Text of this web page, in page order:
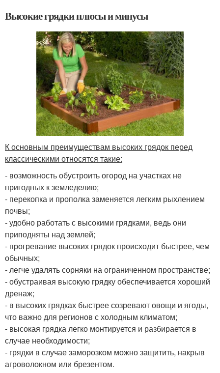
Высокие грядки плюсы и минусы
К основным преимуществам высоких грядок перед
классическими относятся такие:
- возможность обустроить огород на участках не
пригодных к земледелию;
- перекопка и прополка заменяется легким рыхлением
почвы;
- удобно работать с высокими грядками, ведь они
приподняты над землей;
- прогревание высоких грядок происходит быстрее, чем
обычных;
- легче удалять сорняки на ограниченном пространстве;
- обустраивая высокую грядку обеспечивается хороший
дренаж;
- в высоких грядках быстрее созревают овощи и ягоды,
что важно для регионов с холодным климатом;
- высокая грядка легко монтируется и разбирается в
случае необходимости;
- грядки в случае заморозком можно защитить, накрыв
агроволокном или брезентом.